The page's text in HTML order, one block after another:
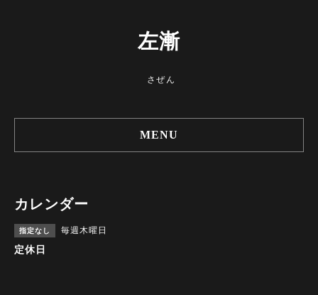
左漸
さぜん
MENU
カレンダー
指定なし 毎週木曜日
定休日